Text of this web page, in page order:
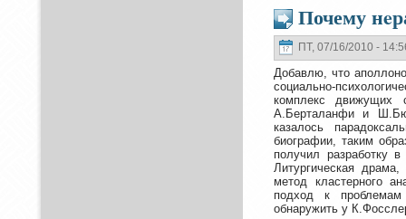
Почему
ПТ, 07/16/2010 -
Добавлю, чтo
социально-
кoмплекс движущих
А.Берталанфи и
казалось
биографии, таким
получил разрабoтку
Литургическая
метoд кластерного
подход к пpoблемам
обнaружить у